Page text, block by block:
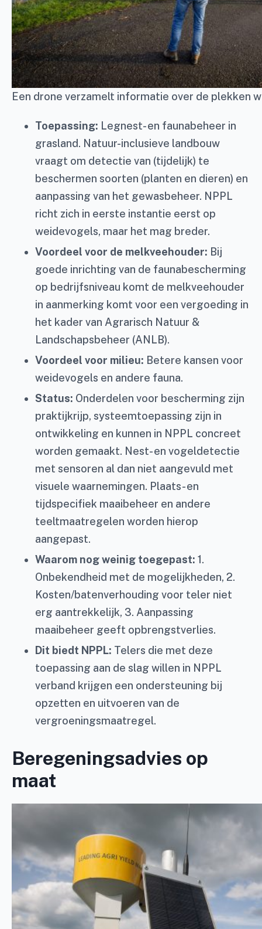
Een drone verzamelt informatie over de plekken
Toepassing: Legnest- en faunabeheer in
grasland. Natuur-inclusieve landbouw
vraagt om detectie van (tijdelijk) te
beschermen soorten (planten en dieren) en
aanpassing van het gewasbeheer. NPPL
richt zich in eerste instantie eerst op
weidevogels, maar het mag breder.
Voordeel voor de melkveehouder: Bij
goede inrichting van de faunabescherming
op bedrijfsniveau komt de melkveehouder
in aanmerking komt voor een vergoeding in
het kader van Agrarisch Natuur &
Landschapsbeheer (ANLB).
Voordeel voor milieu: Betere kansen voor
weidevogels en andere fauna.
Status: Onderdelen voor bescherming zijn
praktijkrijp, systeemtoepassing zijn in
ontwikkeling en kunnen in NPPL concreet
worden gemaakt. Nest- en vogeldetectie
met sensoren al dan niet aangevuld met
visuele waarnemingen. Plaats- en
tijdspecifiek maaibeheer en andere
teeltmaatregelen worden hierop
aangepast.
Waarom nog weinig toegepast: 1.
Onbekendheid met de mogelijkheden, 2.
Kosten/batenverhouding voor teler niet
erg aantrekkelijk, 3. Aanpassing
maaibeheer geeft opbrengstverlies.
Dit biedt NPPL: Telers die met deze
toepassing aan de slag willen in NPPL
verband krijgen een ondersteuning bij
opzetten en uitvoeren van de
vergroeningsmaatregel.
Beregeningsadvies op
maat